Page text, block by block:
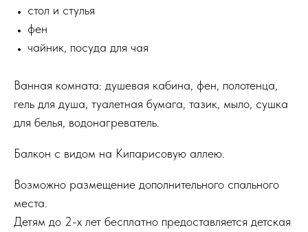
стол и стулья
фен
чайник, посуда для чая
Ванная комната: душевая кабина, фен, полотенца,
гель для душа, туалетная бумага, тазик, мыло, сушка
для белья, водонагреватель.
Балкон с видом на Кипарисовую аллею.
Возможно размещение дополнительного спального
места.
Детям до 2-х лет бесплатно предоставляется детская